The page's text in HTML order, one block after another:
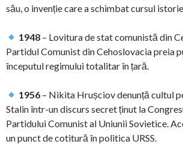
său, o invenție care a schimbat cursul
1948 – Lovitura de stat comunistă din
Partidul Comunist din Cehoslovacia preia
începutul regimului totalitar în țară.
1956 – Nikita Hrușciov denunță cultul
Stalin într-un discurs secret ținut la
Partidului Comunist al Uniunii Sovietice.
un punct de cotitură în politica URSS.